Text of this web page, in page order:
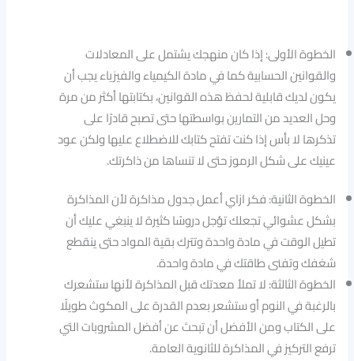
الخطوة الأولى: إذا كان منهجك يشتمل على المعادلات
والقوانين الحسابية كما في مادة الكيمياء والفيزياء يجب أن
يكون لديك قابلية لحفظ هذه القوانين، بكتابتها أكثر من مرة
وحل العديد من التمارين بواسطتها حتى تصبح قادرًا على
تذكرها لا بأس إذا كنت تفتح كتابك للاضطلاع عليها ولكن عود
عينيك على شكل الرموز حتى لا تنساها من ذاكرتك.
الخطوة الثانية: فكر ازاي أعمل جدول مذاكرة لأن المذاكرة
بشكل عشوائي تجعلك تؤجل دروسًا كثيرة لا ينبغي عليك أن
تطيل الوقت في مادة واحدة وتترك بقية المواد حتى ينقطع
شغفك وتفنى طاقتك في مادة واحدة.
الخطوة الثالثة: لا تملأ معدتك قبل المذاكرة لأنها ستشعرك
بالرغبة في النوم أو ستشعر بعدم القدرة على المكوث طويلًا
على الكتاب ومن الأفضل أن تبحث عن أفضل المشروبات التي
ترفع التركيز في المذاكرة للثانوية العامة.